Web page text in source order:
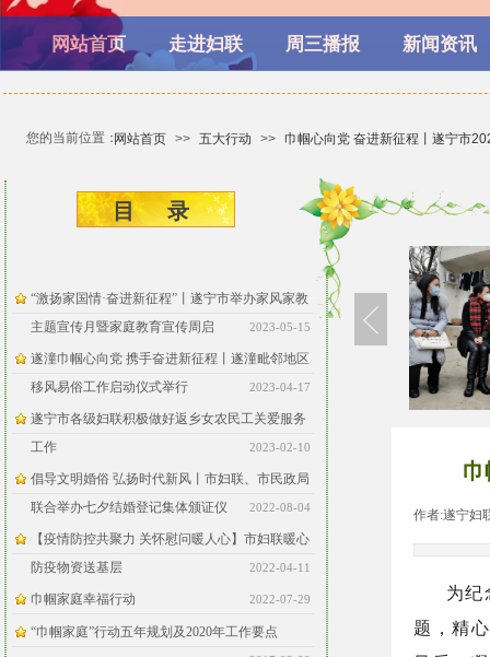
网站首页 走进妇联 周三播报 新闻资讯
您的当前位置：网站首页 >> 五大行动 >> 巾帼心向党 奋进新征程丨遂宁市
目 ​​录
“激扬家国情·奋进新征程”丨遂宁市举办家风家教
主题宣传月暨家庭教育宣传周启
2023-05-15
遂潼巾帼心向党 携手奋进新征程丨遂潼毗邻地区
移风易俗工作启动仪式举行
2023-04-17
遂宁市各级妇联积极做好返乡女农民工关爱服务
工作
2023-02-10
倡导文明婚俗 弘扬时代新风丨市妇联、市民政局
联合举办七夕结婚登记集体颁证仪
2022-08-04
【疫情防控共聚力 关怀慰问暖人心】市妇联暖心
防疫物资送基层
2022-04-11
巾帼家庭幸福行动 2022-07-29
“巾帼家庭”行动五年规划及2020年工作要点
巾
作者:遂宁妇
为纪
题，精